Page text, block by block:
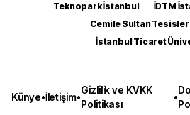
Teknopark İstanbul
İDTM
Cemile Sultan
İstanbul Ticaret
Künye•İletişim•
Gizlilik ve KVKK
Politikası
•